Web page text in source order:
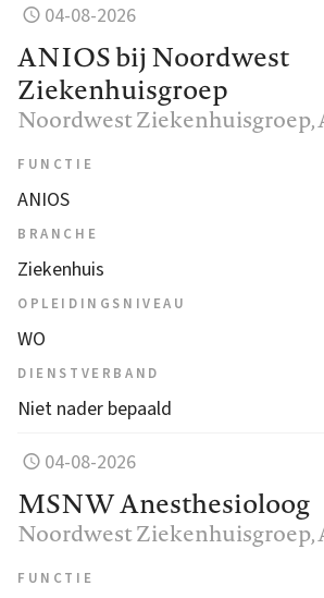
04-08-2026
ANIOS bij Noordwest
Ziekenhuisgroep
Noordwest Ziekenhuisgroep,
FUNCTIE
ANIOS
BRANCHE
Ziekenhuis
OPLEIDINGSNIVEAU
WO
DIENSTVERBAND
Niet nader bepaald
04-08-2026
MSNW Anesthesioloog
Noordwest Ziekenhuisgroep,
FUNCTIE